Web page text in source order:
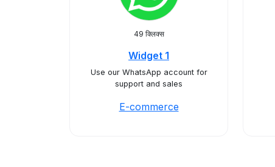
49 क्लिक्स
Widget 1
Use our WhatsApp account for
support and sales
E-commerce